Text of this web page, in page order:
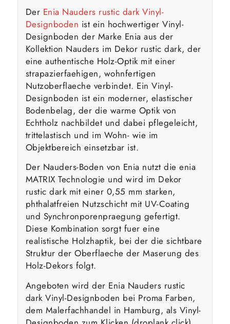
Der Enia Nauders rustic dark Vinyl-
Designboden ist ein hochwertiger Vinyl-
Designboden der Marke Enia aus der
Kollektion Nauders im Dekor rustic dark, der
eine authentische Holz-Optik mit einer
strapazierfaehigen, wohnfertigen
Nutzoberflaeche verbindet. Ein Vinyl-
Designboden ist ein moderner, elastischer
Bodenbelag, der die warme Optik von
Echtholz nachbildet und dabei pflegeleicht,
trittelastisch und im Wohn- wie im
Objektbereich einsetzbar ist.
Der Nauders-Boden von Enia nutzt die enia
MATRIX Technologie und wird im Dekor
rustic dark mit einer 0,55 mm starken,
phthalatfreien Nutzschicht mit UV-Coating
und Synchronporenpraegung gefertigt.
Diese Kombination sorgt fuer eine
realistische Holzhaptik, bei der die sichtbare
Struktur der Oberflaeche der Maserung des
Holz-Dekors folgt.
Angeboten wird der Enia Nauders rustic
dark Vinyl-Designboden bei Proma Farben,
dem Malerfachhandel in Hamburg, als Vinyl-